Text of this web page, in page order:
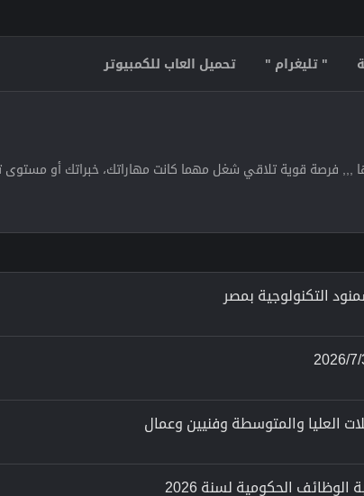
" تليغرام " تحميل العاب للكمبيوتر
,,, فرصة قوية تلاقي شغل مهما كانت مهاراتك، خبراتك أو مستوى
التكنولوجية بمصر
الحكومية لسنة 2026